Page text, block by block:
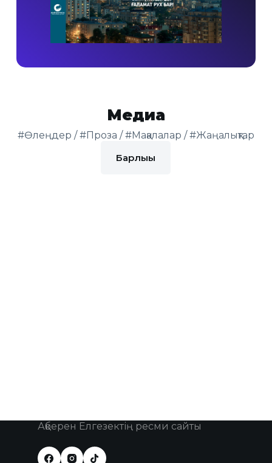
Медиа
#Өлеңдер / #Проза / #Мақалалар / #Жаңалықтар
Барлығы
Ақберен Елгезектің ресми сайты